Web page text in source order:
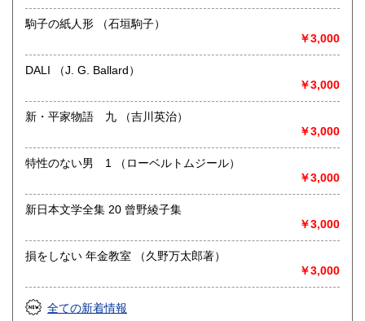
駒子の紙人形 （石垣駒子）
￥3,000
DALI （J. G. Ballard）
￥3,000
新・平家物語 九 （吉川英治）
￥3,000
特性のない男 1 （ローベルトムジール）
￥3,000
新日本文学全集 20 曾野綾子集
￥3,000
損をしない 年金教室 （久野万太郎著）
￥3,000
全ての新着情報